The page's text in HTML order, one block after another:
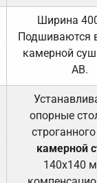
Ширина
Подшиваются
камерной
АВ.
опорные
камерной
140х140